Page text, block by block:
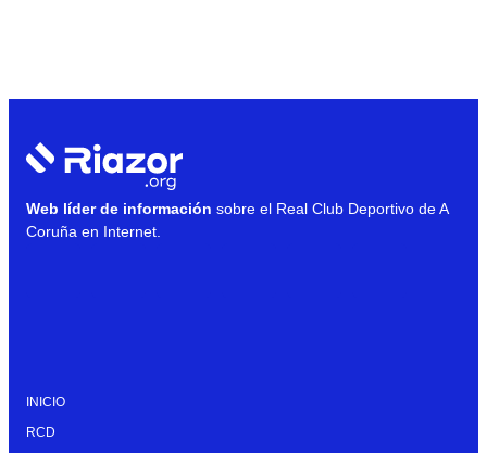
Web líder de información sobre el Real Club Deportivo de A
Coruña en Internet.
INICIO
RCD